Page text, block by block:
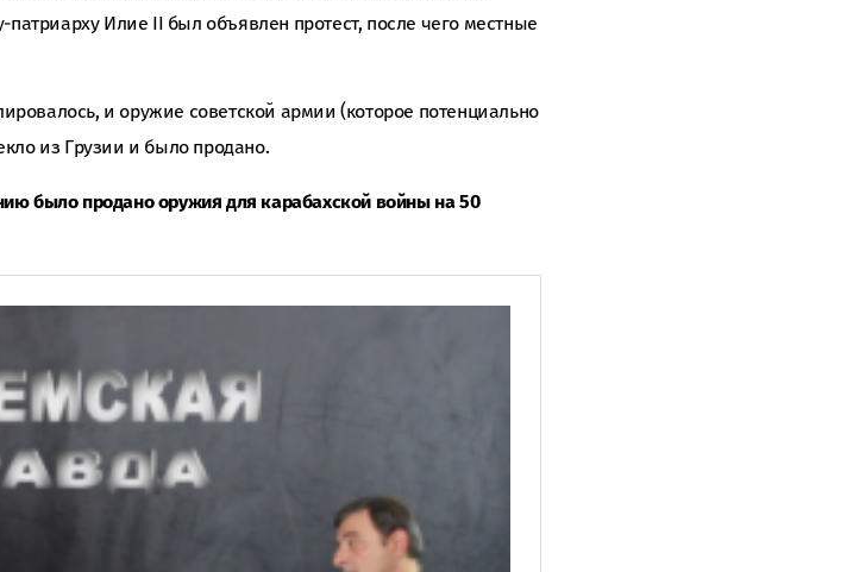
Илие II был объявлен протест, после чего местные
и оружие советской армии (которое потенциально
из Грузии и было продано.
было продано оружия для карабахской войны на 50